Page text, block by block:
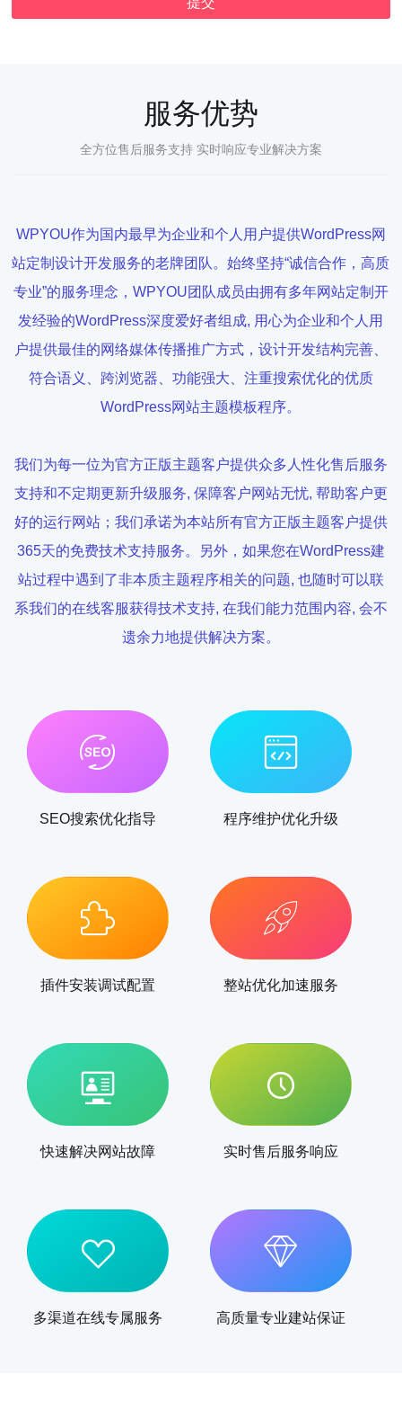
服务优势
全方位售后服务支持 实时响应专业解决方案
WPYOU作为国内最早为企业和个人用户提供WordPress网
站定制设计开发服务的老牌团队。始终坚持“诚信合作，高质
专业”的服务理念，WPYOU团队成员由拥有多年网站定制开
发经验的WordPress深度爱好者组成, 用心为企业和个人用
户提供最佳的网络媒体传播推广方式，设计开发结构完善、
符合语义、跨浏览器、功能强大、注重搜索优化的优质
WordPress网站主题模板程序。
我们为每一位为官方正版主题客户提供众多人性化售后服务
支持和不定期更新升级服务, 保障客户网站无忧, 帮助客户更
好的运行网站；我们承诺为本站所有官方正版主题客户提供
365天的免费技术支持服务。另外，如果您在WordPress建
站过程中遇到了非本质主题程序相关的问题, 也随时可以联
系我们的在线客服获得技术支持, 在我们能力范围内容, 会不
遗余力地提供解决方案。
SEO搜索优化指导 程序维护优化升级
插件安装调试配置 整站优化加速服务
快速解决网站故障 实时售后服务响应
多渠道在线专属服务 高质量专业建站保证